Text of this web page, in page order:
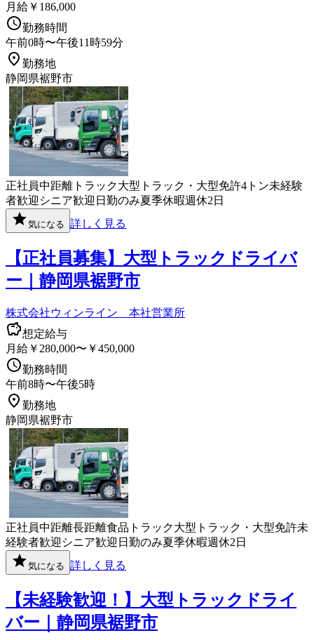
月給￥186,000
勤務時間
午前0時〜午後11時59分
勤務地
静岡県裾野市
正社員中距離 トラック大型トラック・大型免許4トン未経験
者歓迎 シニア歓迎 日勤のみ夏季休暇週休2日
気になる 詳しく見る
【正社員募集】大型トラックドライバ
ー｜静岡県裾野市
株式会社ウィンライン 本社営業所
想定給与
月給￥280,000〜￥450,000
勤務時間
午前8時〜午後5時
勤務地
静岡県裾野市
正社員中距離長距離食品 トラック大型トラック・大型免許未
経験者歓迎 シニア歓迎 日勤のみ夏季休暇週休2日
気になる 詳しく見る
【未経験歓迎！】大型トラックドライ
バー｜静岡県裾野市